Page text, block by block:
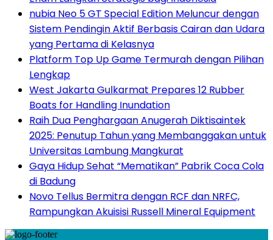
nubia Neo 5 GT Special Edition Meluncur dengan
Sistem Pendingin Aktif Berbasis Cairan dan Udara
yang Pertama di Kelasnya
Platform Top Up Game Termurah dengan Pilihan
Lengkap
West Jakarta Gulkarmat Prepares 12 Rubber
Boats for Handling Inundation
Raih Dua Penghargaan Anugerah Diktisaintek
2025: Penutup Tahun yang Membanggakan untuk
Universitas Lambung Mangkurat
Gaya Hidup Sehat “Mematikan” Pabrik Coca Cola
di Badung
Novo Tellus Bermitra dengan RCF dan NRFC,
Rampungkan Akuisisi Russell Mineral Equipment